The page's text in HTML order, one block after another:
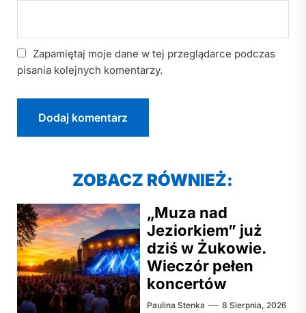
Zapamiętaj moje dane w tej przeglądarce podczas
pisania kolejnych komentarzy.
ZOBACZ RÓWNIEŻ:
„Muza nad
Jeziorkiem” już
dziś w Żukowie.
Wieczór pełen
koncertów
Paulina Stenka 8 Sierpnia, 2026